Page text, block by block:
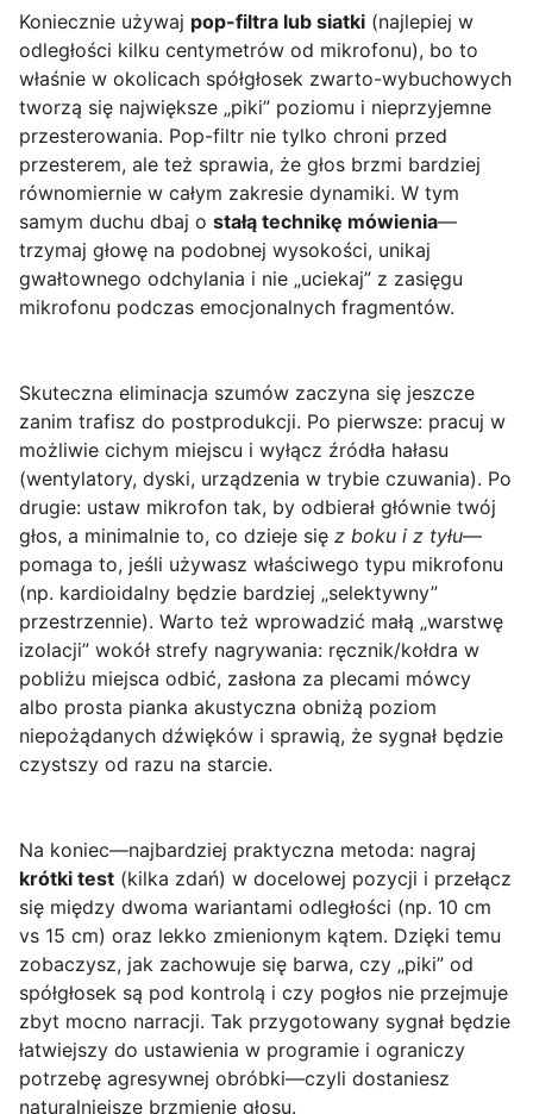
Koniecznie używaj pop-filtra lub siatki (najlepiej w
odległości kilku centymetrów od mikrofonu), bo to
właśnie w okolicach spółgłosek zwarto-wybuchowych
tworzą się największe „piki” poziomu i nieprzyjemne
przesterowania. Pop-filtr nie tylko chroni przed
przesterem, ale też sprawia, że głos brzmi bardziej
równomiernie w całym zakresie dynamiki. W tym
samym duchu dbaj o stałą technikę mówienia—
trzymaj głowę na podobnej wysokości, unikaj
gwałtownego odchylania i nie „uciekaj” z zasięgu
mikrofonu podczas emocjonalnych fragmentów.
Skuteczna eliminacja szumów zaczyna się jeszcze
zanim trafisz do postprodukcji. Po pierwsze: pracuj w
możliwie cichym miejscu i wyłącz źródła hałasu
(wentylatory, dyski, urządzenia w trybie czuwania). Po
drugie: ustaw mikrofon tak, by odbierał głównie twój
głos, a minimalnie to, co dzieje się z boku i z tyłu—
pomaga to, jeśli używasz właściwego typu mikrofonu
(np. kardioidalny będzie bardziej „selektywny”
przestrzennie). Warto też wprowadzić małą „warstwę
izolacji” wokół strefy nagrywania: ręcznik/kołdra w
pobliżu miejsca odbić, zasłona za plecami mówcy
albo prosta pianka akustyczna obniżą poziom
niepożądanych dźwięków i sprawią, że sygnał będzie
czystszy od razu na starcie.
Na koniec—najbardziej praktyczna metoda: nagraj
krótki test (kilka zdań) w docelowej pozycji i przełącz
się między dwoma wariantami odległości (np. 10 cm
vs 15 cm) oraz lekko zmienionym kątem. Dzięki temu
zobaczysz, jak zachowuje się barwa, czy „piki” od
spółgłosek są pod kontrolą i czy pogłos nie przejmuje
zbyt mocno narracji. Tak przygotowany sygnał będzie
łatwiejszy do ustawienia w programie i ograniczy
potrzebę agresywnej obróbki—czyli dostaniesz
naturalniejsze brzmienie głosu.